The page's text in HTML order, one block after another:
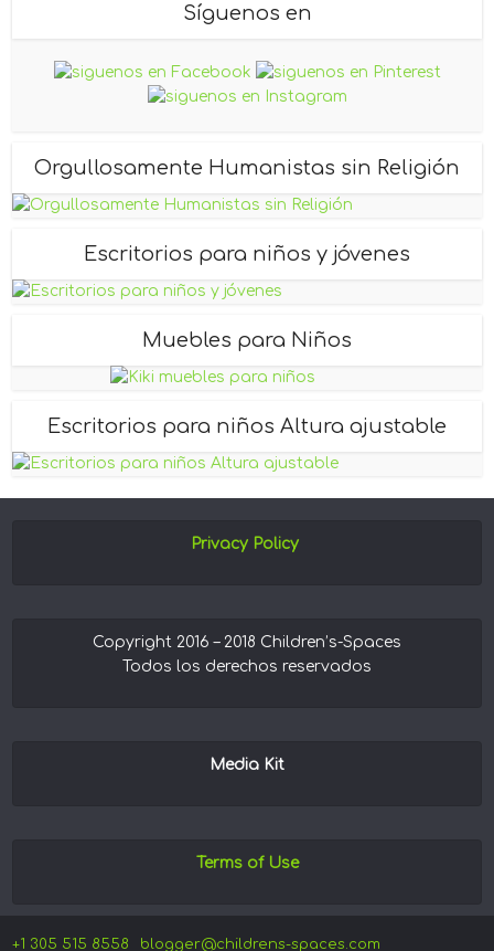
Síguenos en
Orgullosamente Humanistas sin Religión
Escritorios para niños y jóvenes
Muebles para Niños
Escritorios para niños Altura ajustable
Privacy Policy
Copyright 2016 – 2018 Children’s-Spaces
Todos los derechos reservados
Media Kit
Terms of Use
+1 305 515 8558 blogger@childrens-spaces.com